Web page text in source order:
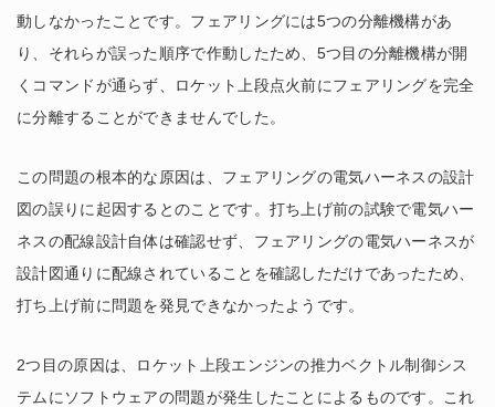
動しなかったことです。フェアリングには5つの分離機構があ
り、それらが誤った順序で作動したため、5つ目の分離機構が開
くコマンドが通らず、ロケット上段点火前にフェアリングを完全
に分離することができませんでした。
この問題の根本的な原因は、フェアリングの電気ハーネスの設計
図の誤りに起因するとのことです。打ち上げ前の試験で電気ハー
ネスの配線設計自体は確認せず、フェアリングの電気ハーネスが
設計図通りに配線されていることを確認しただけであったため、
打ち上げ前に問題を発見できなかったようです。
2つ目の原因は、ロケット上段エンジンの推力ベクトル制御シス
テムにソフトウェアの問題が発生したことによるものです。これ